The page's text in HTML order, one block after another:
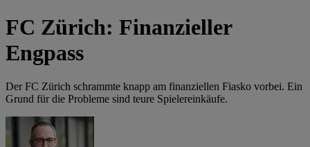
FC Zürich: Finanzieller
Engpass
Der FC Zürich schrammte knapp am finanziellen Fiasko vorbei. Ein
Grund für die Probleme sind teure Spielereinkäufe.